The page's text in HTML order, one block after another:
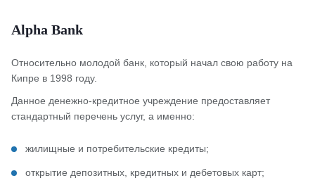
Alpha Bank
Относительно молодой банк, который начал свою работу на
Кипре в 1998 году.
Данное денежно-кредитное учреждение предоставляет
стандартный перечень услуг, а именно:
жилищные и потребительские кредиты;
открытие депозитных, кредитных и дебетовых карт;